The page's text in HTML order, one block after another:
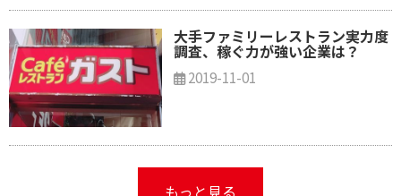
大手ファミリーレストラン実力度
調査、稼ぐ力が強い企業は？
2019-11-01